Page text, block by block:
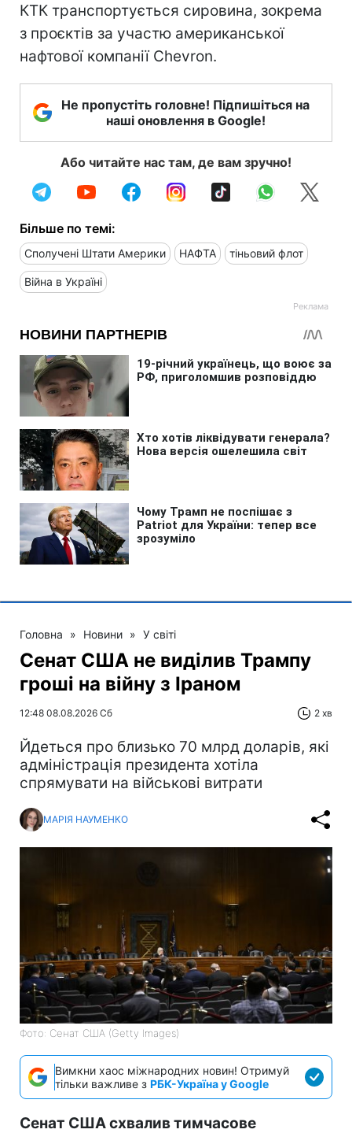
КТК транспортується сировина, зокрема
з проєктів за участю американської
нафтової компанії Chevron.
Не пропустіть головне! Підпишіться на
наші оновлення в Google!
Або читайте нас там, де вам зручно!
Більше по темі:
Сполучені Штати Америки НАФТА тіньовий флот
Війна в Україні
Головна » Новини » У світі
Сенат США не виділив Трампу
гроші на війну з Іраном
12:48 08.08.2026 Сб 2 хв
Йдеться про близько 70 млрд доларів, які
адміністрація президента хотіла
спрямувати на військові витрати
МАРІЯ НАУМЕНКО
Фото: Сенат США (Getty Images)
Вимкни хаос міжнародних новин! Отримуй
тільки важливе з РБК-Україна у Google
Сенат США схвалив тимчасове